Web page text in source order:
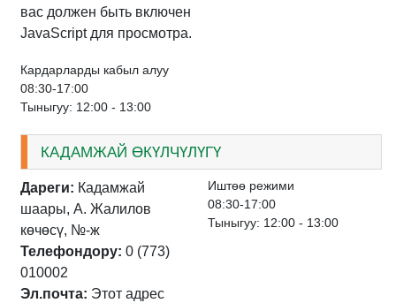
вас должен быть включен
JavaScript для просмотра.
Кардарларды кабыл алуу
08:30-17:00
Тыныгуу: 12:00 - 13:00
КАДАМЖАЙ ӨКҮЛЧҮЛҮГҮ
Дареги: Кадамжай
шаары, А. Жалилов
көчөсү, №-ж
Телефондору: 0 (773)
010002
Эл.почта: Этот адрес
Иштѳѳ режими
08:30-17:00
Тыныгуу: 12:00 - 13:00